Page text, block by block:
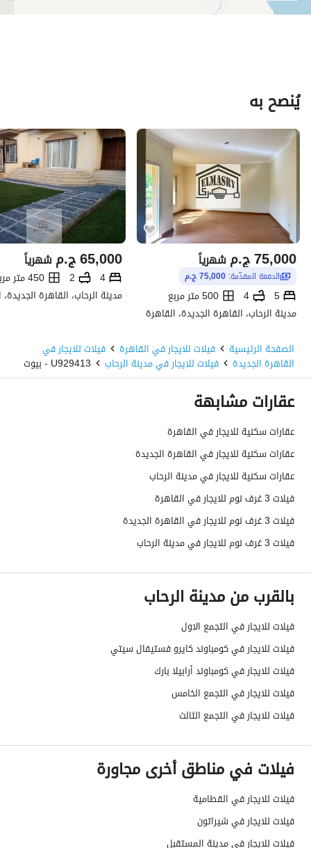
يُنصح به
ج.م75,000 شهرياً
الدفعة المقدّمة: 75,000 ج.م
5
4
500 متر مربع
مدينة الرحاب، القاهرة الجديدة، القاهرة
ج.م65,000 شهرياً
4
2
450 متر مربع
مدينة الرحاب، القاهرة
الصفحة الرئيسية فيلات للايجار في القاهرة فيلات للايجار في
القاهرة الجديدة فيلات للايجار في مدينة الرحاب U929413 - بيوت
عقارات مشابهة
عقارات سكنية للايجار في القاهرة
عقارات سكنية للايجار في القاهرة الجديدة
عقارات سكنية للايجار في مدينة الرحاب
فيلات 3 غرف نوم للايجار في القاهرة
فيلات 3 غرف نوم للايجار في القاهرة الجديدة
فيلات 3 غرف نوم للايجار في مدينة الرحاب
بالقرب من مدينة الرحاب
فيلات للايجار في التجمع الاول
فيلات للايجار في كومباوند كايرو فستيفال سيتي
فيلات للايجار في كومباوند أرابيلا بارك
فيلات للايجار في التجمع الخامس
فيلات للايجار في التجمع الثالث
فيلات في مناطق أخرى مجاورة
فيلات للايجار في القطامية
فيلات للايجار في شيراتون
فيلات للايجار في مدينة المستقبل